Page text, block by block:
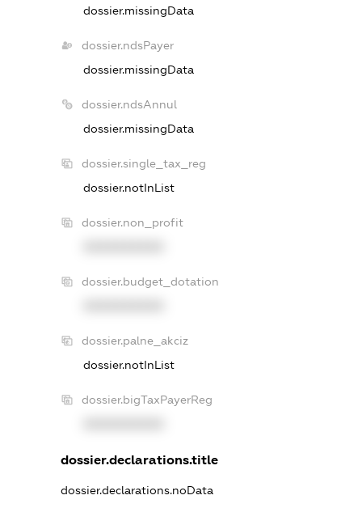
dossier.missingData
dossier.ndsPayer
dossier.missingData
dossier.ndsAnnul
dossier.missingData
dossier.single_tax_reg
dossier.notInList
dossier.non_profit
dossier.budget_dotation
dossier.palne_akciz
dossier.notInList
dossier.bigTaxPayerReg
dossier.declarations.title
dossier.declarations.noData